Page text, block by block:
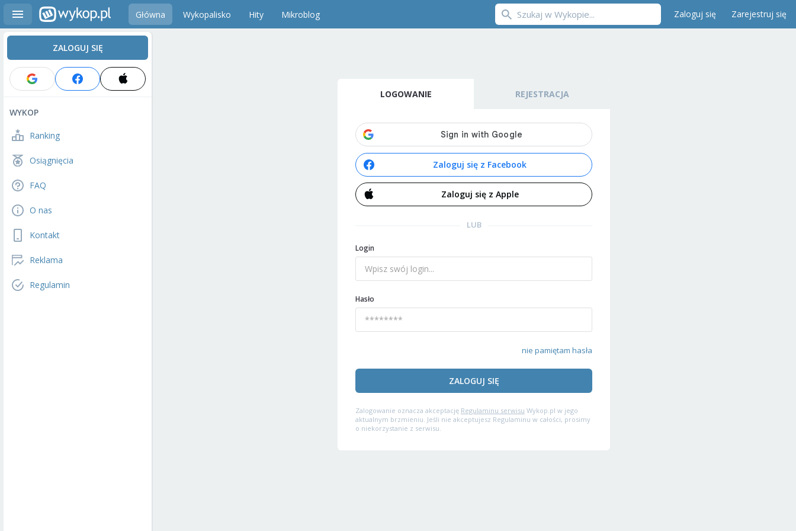
Główna Wykopalisko Hity Mikroblog Zaloguj się Zarejestruj się
ZALOGUJ SIĘ
WYKOP
Ranking
Osiągnięcia
FAQ
O nas
Kontakt
Reklama
Regulamin
LOGOWANIE REJESTRACJA
Zaloguj się z Facebook
Zaloguj się z Apple
LUB
Login
Hasło
nie pamiętam hasła
ZALOGUJ SIĘ
Zalogowanie oznacza akceptację Regulaminu serwisu Wykop.pl w jego
aktualnym brzmieniu. Jeśli nie akceptujesz Regulaminu w całości, prosimy
o niekorzystanie z serwisu.